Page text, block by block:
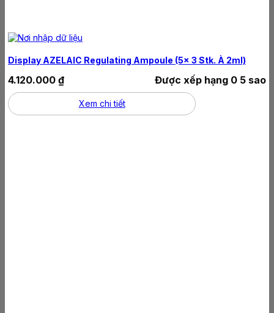
Display AZELAIC Regulating Ampoule (5x 3 Stk. À 2ml)
Được xếp hạng 0 5 sao
4.120.000 ₫
Xem chi tiết